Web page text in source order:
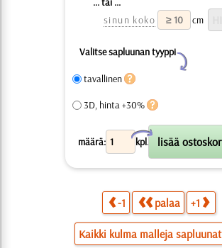
sinun koko
cm
Valitse sapluunan tyyppi
Y
tavallinen
3D, hinta +30%
määrä: kpl.
X
-1 palaa +1
Kaikki kulma malleja sapluunat